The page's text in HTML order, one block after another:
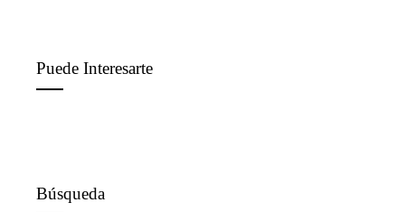
Puede Interesarte
Búsqueda